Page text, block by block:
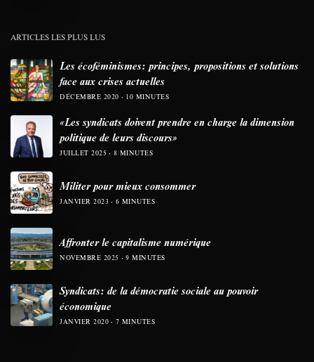
ARTICLES LES PLUS LUS
Les écoféminismes: principes, propositions et solutions
face aux crises actuelles
DÉCEMBRE 2020 10 MINUTES
«Les syndicats doivent prendre en charge la dimension
politique de leurs discours»
JUILLET 2025 8 MINUTES
Militer pour mieux consommer
JANVIER 2023 6 MINUTES
Affronter le capitalisme numérique
NOVEMBRE 2025 9 MINUTES
Syndicats: de la démocratie sociale au pouvoir
économique
JANVIER 2020 7 MINUTES